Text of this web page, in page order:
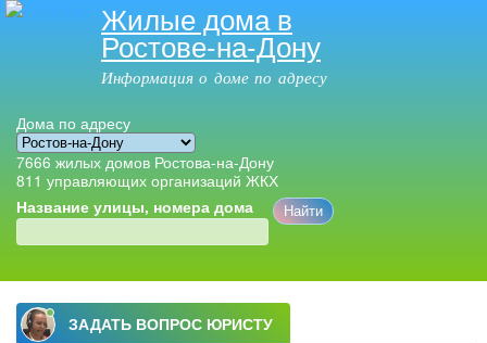
Перейти к
основному
содержанию
Жилые дома в
Ростове-на-Дону
Информация о доме по адресу
Дома по адресу
7666 жилых домов Ростова-на-Дону
811 управляющих организаций ЖКХ
Название улицы, номера дома
Главное меню